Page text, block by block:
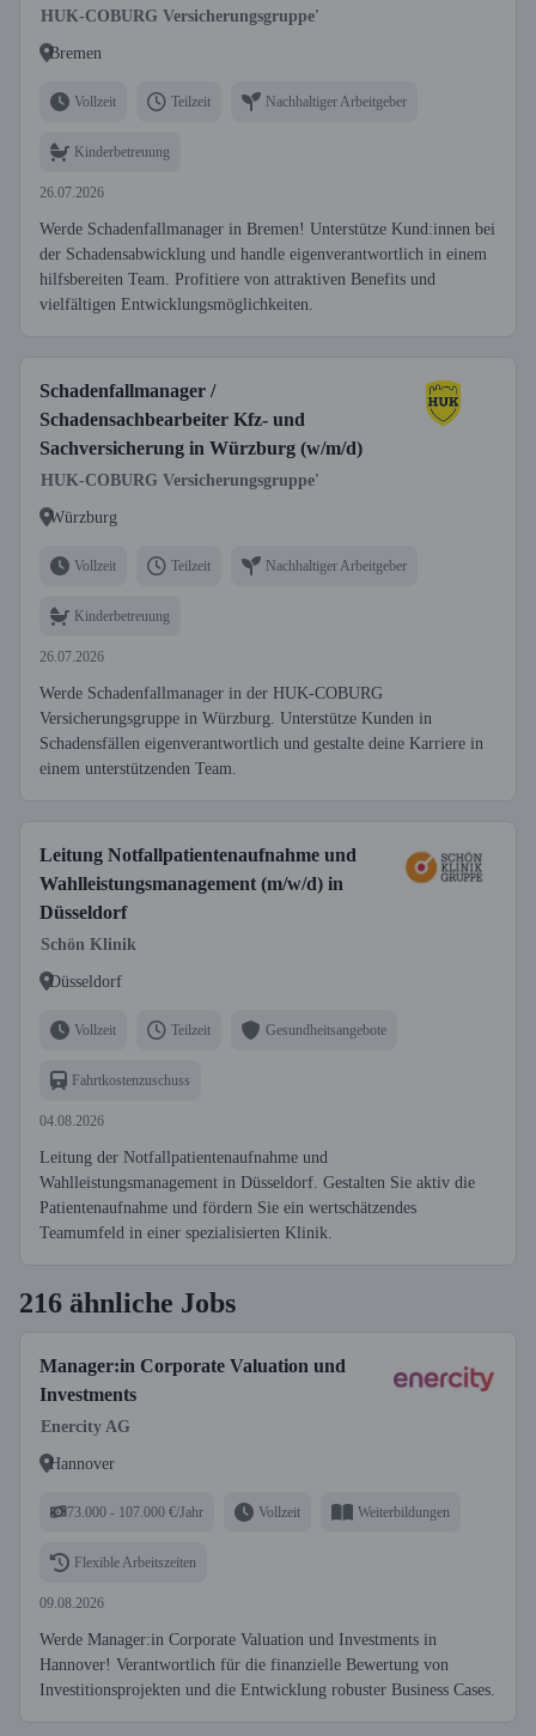
HUK-COBURG Versicherungsgruppe'
Bremen
Vollzeit Teilzeit Nachhaltiger Arbeitgeber
Kinderbetreuung
26.07.2026
Werde Schadenfallmanager in Bremen! Unterstütze Kund:innen bei
der Schadensabwicklung und handle eigenverantwortlich in einem
hilfsbereiten Team. Profitiere von attraktiven Benefits und
vielfältigen Entwicklungsmöglichkeiten.
Schadenfallmanager /
Schadensachbearbeiter Kfz- und
Sachversicherung in Würzburg (w/m/d)
HUK-COBURG Versicherungsgruppe'
Würzburg
Vollzeit Teilzeit Nachhaltiger Arbeitgeber
Kinderbetreuung
26.07.2026
Werde Schadenfallmanager in der HUK-COBURG
Versicherungsgruppe in Würzburg. Unterstütze Kunden in
Schadensfällen eigenverantwortlich und gestalte deine Karriere in
einem unterstützenden Team.
Leitung Notfallpatientenaufnahme und
Wahlleistungsmanagement (m/w/d) in
Düsseldorf
Schön Klinik
Düsseldorf
Vollzeit Teilzeit Gesundheitsangebote
Fahrtkostenzuschuss
04.08.2026
Leitung der Notfallpatientenaufnahme und
Wahlleistungsmanagement in Düsseldorf. Gestalten Sie aktiv die
Patientenaufnahme und fördern Sie ein wertschätzendes
Teamumfeld in einer spezialisierten Klinik.
216 ähnliche Jobs
Manager:in Corporate Valuation und
Investments
Enercity AG
Hannover
73.000 - 107.000 €/Jahr Vollzeit Weiterbildungen
Flexible Arbeitszeiten
09.08.2026
Werde Manager:in Corporate Valuation und Investments in
Hannover! Verantwortlich für die finanzielle Bewertung von
Investitionsprojekten und die Entwicklung robuster Business Cases.